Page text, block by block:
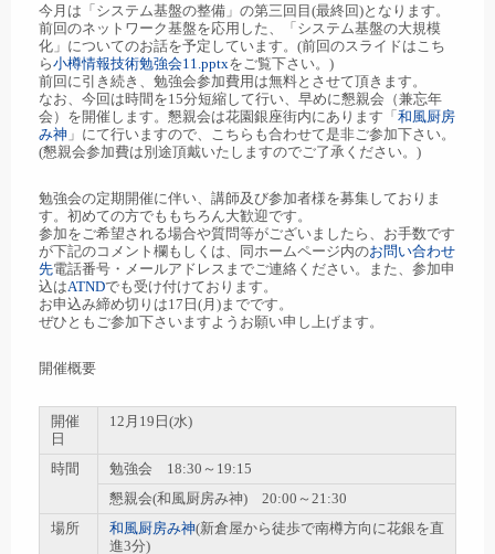
今月は「システム基盤の整備」の第三回目(最終回)となります。
前回のネットワーク基盤を応用した、「システム基盤の大規模
化」についてのお話を予定しています。(前回のスライドはこち
ら小樽情報技術勉強会11.pptxをご覧下さい。)
前回に引き続き、勉強会参加費用は無料とさせて頂きます。
なお、今回は時間を15分短縮して行い、早めに懇親会（兼忘年
会）を開催します。懇親会は花園銀座街内にあります「和風厨房
み神 」にて行いますので、こちらも合わせて是非ご参加下さい。
(懇親会参加費は別途頂戴いたしますのでご了承ください。)
勉強会の定期開催に伴い、講師及び参加者様を募集しておりま
す。初めての方でももちろん大歓迎です。
参加をご希望される場合や質問等がございましたら、お手数です
が下記のコメント欄もしくは、同ホームページ内のお問い合わせ
先電話番号・メールアドレスまでご連絡ください。また、参加申
込はATNDでも受け付けております。
お申込み締め切りは17日(月)までです。
ぜひともご参加下さいますようお願い申し上げます。
開催概要
開催
日
12月19日(水)
時間
勉強会 18:30～19:15
懇親会(和風厨房み神) 20:00～21:30
場所
和風厨房み神(新倉屋から徒歩で南樽方向に花銀を直
進3分)